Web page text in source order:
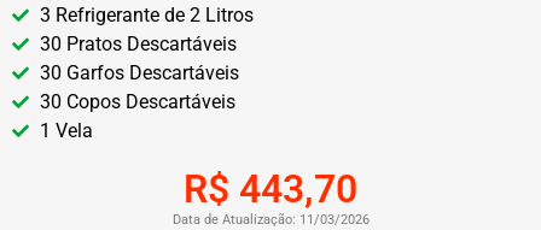
3 Refrigerante de 2 Litros
30 Pratos Descartáveis
30 Garfos Descartáveis
30 Copos Descartáveis
1 Vela
R$ 443,70
Data de Atualização: 11/03/2026